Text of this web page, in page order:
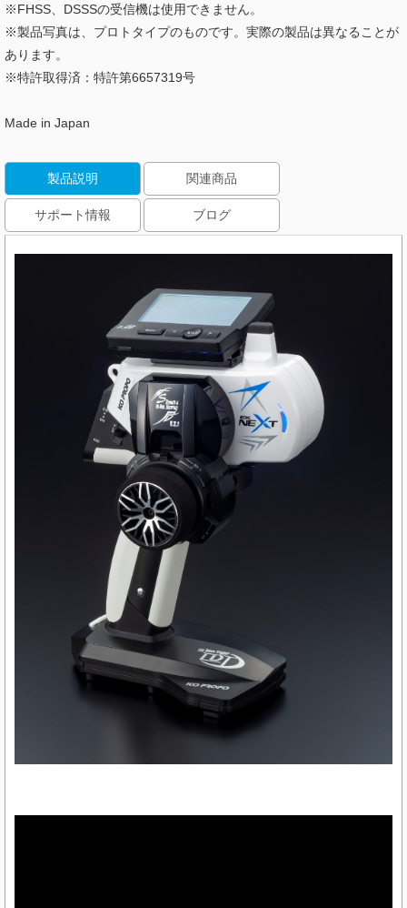
※FHSS、DSSSの受信機は使用できません。
※製品写真は、プロトタイプのものです。実際の製品は異なることが
あります。
※特許取得済：特許第6657319号
Made in Japan
製品説明 関連商品
サポート情報 ブログ